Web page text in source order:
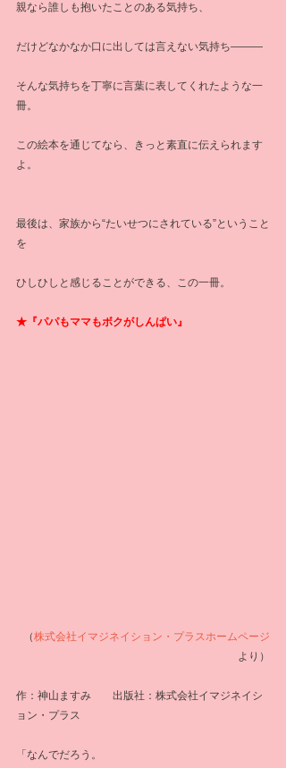
親なら誰しも抱いたことのある気持ち、
だけどなかなか口に出しては言えない気持ち―――
そんな気持ちを丁寧に言葉に表してくれたような一
冊。
この絵本を通じてなら、きっと素直に伝えられます
よ。
最後は、家族から“たいせつにされている”ということ
を
ひしひしと感じることができる、この一冊。
★『パパもママもボクがしんぱい』
（株式会社イマジネイション・プラスホームページ
より）
作：神山ますみ　　出版社：株式会社イマジネイシ
ョン・プラス
「なんでだろう。